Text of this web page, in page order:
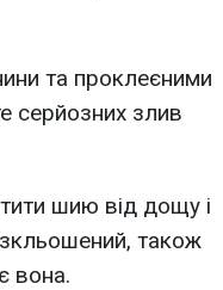
та проклеєними
серйозних злив
шию від дощу і
також
вона.